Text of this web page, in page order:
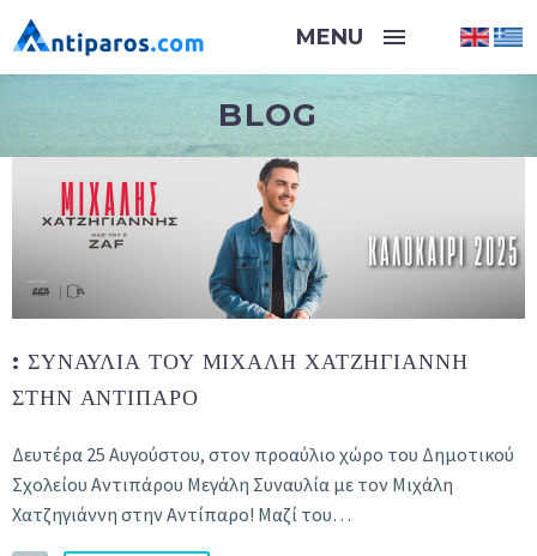
BLOG
: ΣΥΝΑΥΛΊΑ ΤΟΥ ΜΙΧΆΛΗ ΧΑΤΖΗΓΙΆΝΝΗ
ΣΤΗΝ ΑΝΤΊΠΑΡΟ
Δευτέρα 25 Αυγούστου, στον προαύλιο χώρο του Δημοτικού
Σχολείου Αντιπάρου Μεγάλη Συναυλία με τον Μιχάλη
Χατζηγιάννη στην Αντίπαρο! Μαζί του…